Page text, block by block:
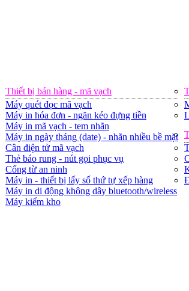
Thiết bị bán hàng - mã vạch
Máy quét đọc mã vạch
Máy in hóa đơn - ngăn kéo đựng tiền
Máy in mã vạch - tem nhãn
Máy in ngày tháng (date) - nhãn nhiều bề mặt
Cân điện tử mã vạch
Thẻ báo rung - nút gọi phục vụ
Cổng từ an ninh
Máy in - thiết bị lấy số thứ tự xếp hàng
Máy in di động không dây bluetooth/wireless
Máy kiểm kho